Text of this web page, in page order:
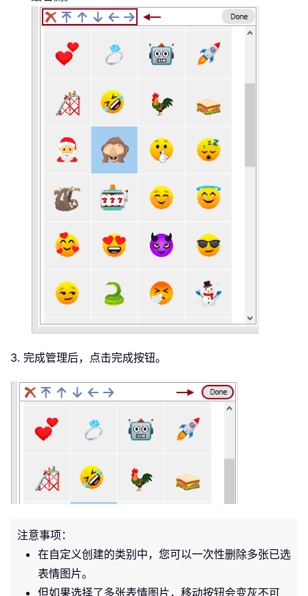
3. 完成管理后，点击完成按钮。
注意事项：
在自定义创建的类别中，您可以一次性删除多张已选
表情图片。
但如果选择了多张表情图片，移动按钮会变灰不可